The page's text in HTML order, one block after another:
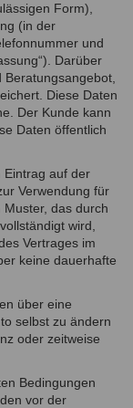
Form),
(in der
und
Darüber
Diese Daten
Der Kunde kann
Daten öffentlich
Eintrag auf der
Verwendung für
das durch
wird,
Vertrages im
keine dauerhafte
über eine
selbst zu ändern
oder zeitweise
Bedingungen
vor der